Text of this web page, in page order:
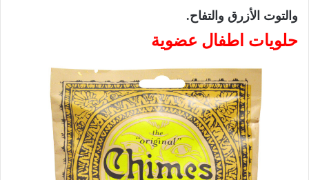
والتوت الأزرق والتفاح.
حلويات اطفال عضوية